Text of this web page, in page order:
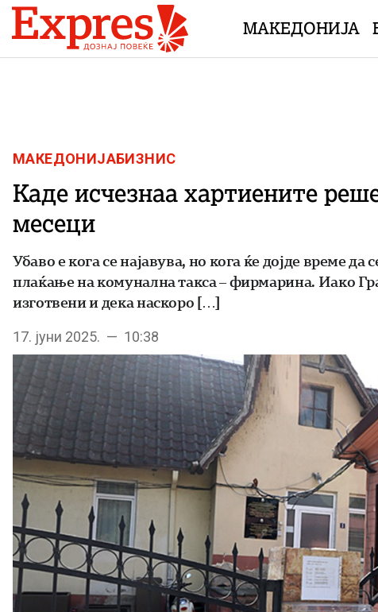
Skip to content
МАКЕДОНИЈА
МАКЕДОНИЈАБИЗНИС
Каде исчезнаа хартиените
месеци
Убаво е кога се најавува, но кога ќе дојде време
плаќање на комунална такса – фирмарина. Иако
изготвени и дека наскоро […]
17. јуни 2025. — 10:38